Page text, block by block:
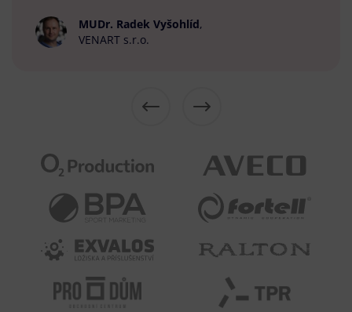
MUDr. Radek Vyšohlíd,
VENART s.r.o.